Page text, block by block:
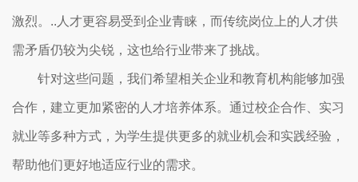
激烈。..人才更容易受到企业青睐，而传统岗位上的人才供
需矛盾仍较为尖锐，这也给行业带来了挑战。
针对这些问题，我们希望相关企业和教育机构能够加强
合作，建立更加紧密的人才培养体系。通过校企合作、实习
就业等多种方式，为学生提供更多的就业机会和实践经验，
帮助他们更好地适应行业的需求。